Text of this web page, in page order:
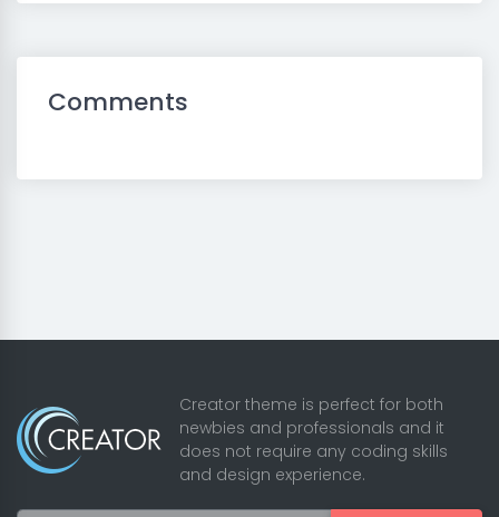
Comments
Creator theme is perfect for both
newbies and professionals and it
does not require any coding skills
and design experience.